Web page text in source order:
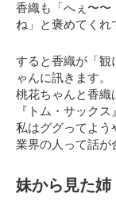
香織も
「へぇ〜
ね」
と褒めてくれ
すると香織が「観
ゃんに訊きます。
桃花ちゃんと香織
『トム・サック
私はググってよう
業界の人って話が
妹から見た姉